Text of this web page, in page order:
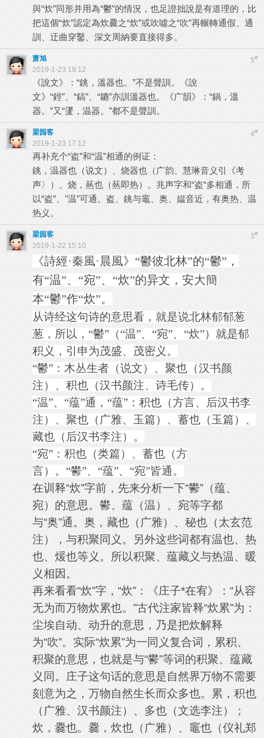
與“炊”同形并用為“鬱”的情況，也足證拙說是有道理的，比
把這個“炊”認定為炊爨之“炊”或吹噓之“吹”再輾轉通假、通
訓、迂曲穿鑿、深文周納要直接得多。
5#
萧旭
2019-1-23 19:12
《說文》：“銚，溫器也。”不是聲訓。《說
文》“鋞”、“鎬”、“䥝”亦訓溫器也。《广韻》：“鍋，溫
器。”又“䀊，温器。”都不是聲訓。
4#
梁园客
2019-1-23 17:12
再补充个“盗”和“温”相通的例证：
銚，温器也（说文）、烧器也（广韵、慧琳音义引《考
声〉）。烧，爇也（爇即热）。兆声字和“盗“多相通，所
以“盗”、"温”可通。盗、銚与竈、奥、媪音近，有奥热、温
热义。
3#
梁园客
2019-1-22 15:10
《詩經·秦風·晨風》“鬱彼北林”的“鬱”，
有“温”、“宛”、“炊”的异文，安大簡
本“鬱”作“炊”。
从诗经这句诗的意思看，就是说北林郁郁葱
葱，所以，“鬱”（“温”、“宛”、“炊”）就是郁
积义，引申为茂盛、茂密义。
“鬱”：木丛生者（说文）、聚也（汉书颜
注）、积也（汉书颜注、诗毛传）。
“温”、“蕴”通，“蕴”：积也（方言、后汉书李
注）、聚也（广雅、玉篇）、蓄也（玉篇）、
藏也（后汉书李注）。
“宛”：积也（类篇）、蓄也（方
言）。“鬰”、“蕴”、“宛”皆通。
在训释“炊”字前，先来分析一下“鬰”（蕴、
宛）的意思。鬰、蕴（温）、宛等字都
与“奥”通。奥，藏也（广雅）、秘也（太玄范
注），与积聚同义。另外这些词都有温也、热
也、煖也等义。所以积聚、蕴藏义与热温、暖
义相因。
再来看看“炊”字，“炊”：《庄子*在宥》：“从容
无为而万物炊累也。”古代注家皆释“炊累”为：
尘埃自动、动升的意思，乃是把炊解释
为“吹”。实际“炊累”为一同义复合词，累积、
积聚的意思，也就是与“鬰”等词的积聚、蕴藏
义同。庄子这句话的意思是自然界万物不需要
刻意为之，万物自然生长而众多也。累，积也
（广雅、汉书颜注）、多也（文选李注）；
炊，爨也。爨，炊也（广雅）、竈也（仪礼郑